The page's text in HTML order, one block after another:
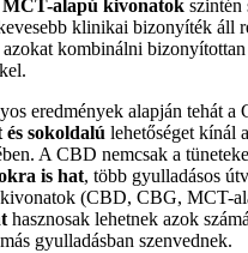
MCT-alapú kivonatok szintén
klinikai bizonyíték áll
azokat kombinálni
eredmények alapján tehát a
és sokoldalú lehetőséget kínál
A CBD nemcsak a
is hat, több gyulladásos
(CBD, CBG, MCT-
hasznosak lehetnek azok
gyulladásban szenvednek.